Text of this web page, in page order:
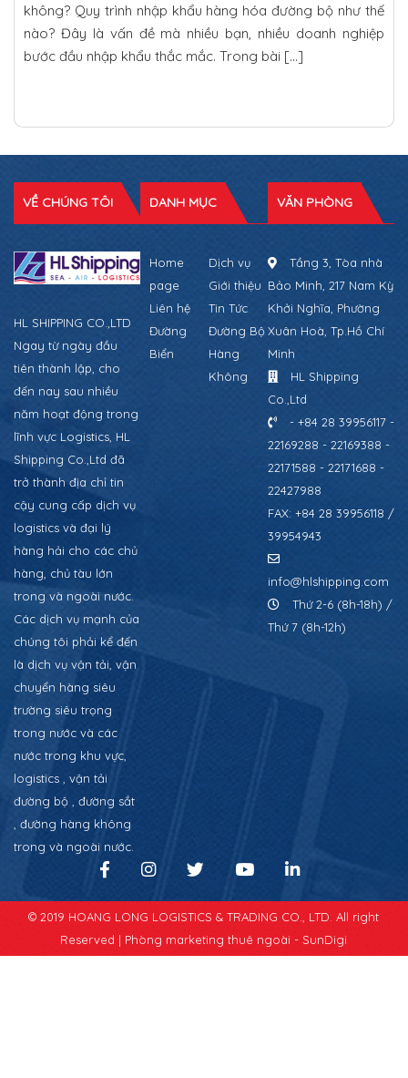
không? Quy trình nhập khẩu hàng hóa đường bộ như thế
nào? Đây là vấn đề mà nhiều bạn, nhiều doanh nghiệp
bước đầu nhập khẩu thắc mắc. Trong bài […]
VỀ CHÚNG TÔI
HL SHIPPING CO.,LTD
Ngay từ ngày đầu
tiên thành lập, cho
đến nay sau nhiều
năm hoạt động trong
lĩnh vực Logistics, HL
Shipping Co.,Ltd đã
trở thành địa chỉ tin
cậy cung cấp dịch vụ
logistics và đại lý
hàng hải cho các chủ
hàng, chủ tàu lớn
trong và ngoài nước.
Các dịch vụ mạnh của
chúng tôi phải kể đến
là dịch vụ vận tải, vận
chuyển hàng siêu
trường siêu trọng
trong nước và các
nước trong khu vực,
logistics , vận tải
đường bộ , đường sắt
, đường hàng không
trong và ngoài nước.
DANH MỤC
Home
page
Dịch vụ
Giới thiệu
Liên hệ
Tin Tức
Đường
Biển
Đường Bộ
Hàng
Không
VĂN PHÒNG
Tầng 3, Tòa nhà
Bảo Minh, 217 Nam Kỳ
Khởi Nghĩa, Phường
Xuân Hoà, Tp.Hồ Chí
Minh
HL Shipping
Co.,Ltd
- +84 28 39956117 -
22169288 - 22169388 -
22171588 - 22171688 -
22427988
FAX: +84 28 39956118 /
39954943
info@hlshipping.com
Thứ 2-6 (8h-18h) /
Thứ 7 (8h-12h)
© 2019 HOANG LONG LOGISTICS & TRADING CO., LTD. All right
Reserved | Phòng marketing thuê ngoài - SunDigi